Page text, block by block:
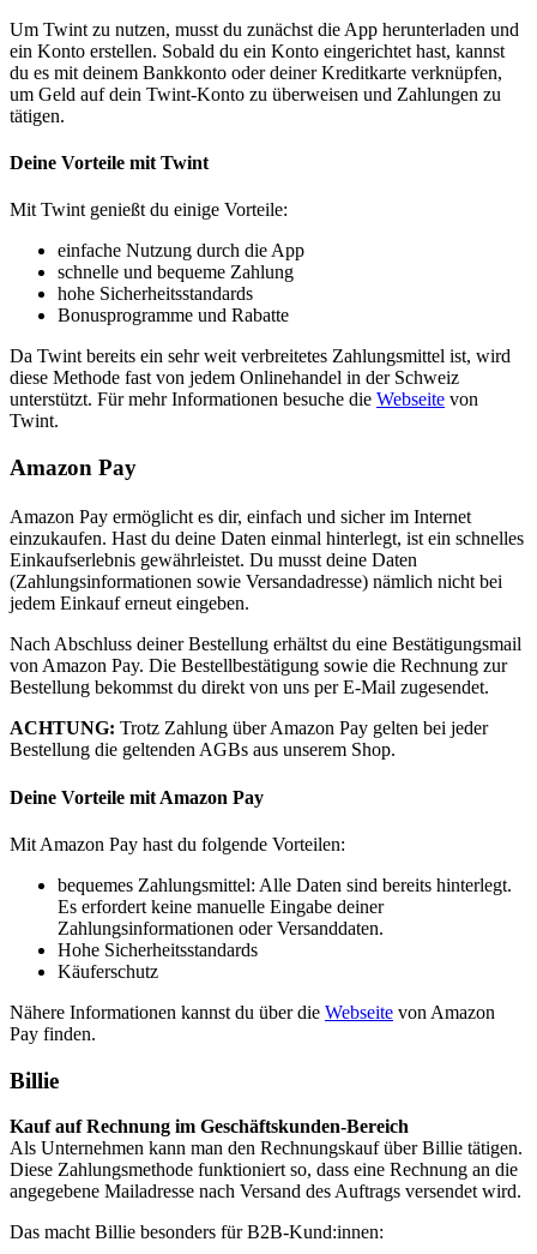
Um Twint zu nutzen, musst du zunächst die App herunterladen und
ein Konto erstellen. Sobald du ein Konto eingerichtet hast, kannst
du es mit deinem Bankkonto oder deiner Kreditkarte verknüpfen,
um Geld auf dein Twint-Konto zu überweisen und Zahlungen zu
tätigen.
Deine Vorteile mit Twint
Mit Twint genießt du einige Vorteile:
einfache Nutzung durch die App
schnelle und bequeme Zahlung
hohe Sicherheitsstandards
Bonusprogramme und Rabatte
Da Twint bereits ein sehr weit verbreitetes Zahlungsmittel ist, wird
diese Methode fast von jedem Onlinehandel in der Schweiz
unterstützt. Für mehr Informationen besuche die Webseite von
Twint.
Amazon Pay
Amazon Pay ermöglicht es dir, einfach und sicher im Internet
einzukaufen. Hast du deine Daten einmal hinterlegt, ist ein schnelles
Einkaufserlebnis gewährleistet. Du musst deine Daten
(Zahlungsinformationen sowie Versandadresse) nämlich nicht bei
jedem Einkauf erneut eingeben.
Nach Abschluss deiner Bestellung erhältst du eine Bestätigungsmail
von Amazon Pay. Die Bestellbestätigung sowie die Rechnung zur
Bestellung bekommst du direkt von uns per E-Mail zugesendet.
ACHTUNG: Trotz Zahlung über Amazon Pay gelten bei jeder
Bestellung die geltenden AGBs aus unserem Shop.
Deine Vorteile mit Amazon Pay
Mit Amazon Pay hast du folgende Vorteilen:
bequemes Zahlungsmittel: Alle Daten sind bereits hinterlegt.
Es erfordert keine manuelle Eingabe deiner
Zahlungsinformationen oder Versanddaten.
Hohe Sicherheitsstandards
Käuferschutz
Nähere Informationen kannst du über die Webseite von Amazon
Pay finden.
Billie
Kauf auf Rechnung im Geschäftskunden-Bereich
Als Unternehmen kann man den Rechnungskauf über Billie tätigen.
Diese Zahlungsmethode funktioniert so, dass eine Rechnung an die
angegebene Mailadresse nach Versand des Auftrags versendet wird.
Das macht Billie besonders für B2B-Kund:innen: